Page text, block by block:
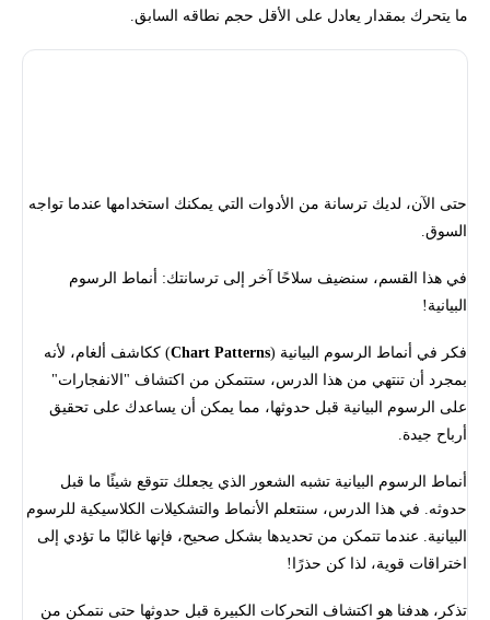
ما يتحرك بمقدار يعادل على الأقل حجم نطاقه السابق.
حتى الآن، لديك ترسانة من الأدوات التي يمكنك استخدامها عندما تواجه
السوق.
في هذا القسم، سنضيف سلاحًا آخر إلى ترسانتك: أنماط الرسوم
البيانية!
فكر في أنماط الرسوم البيانية (Chart Patterns) ككاشف ألغام، لأنه
بمجرد أن تنتهي من هذا الدرس، ستتمكن من اكتشاف "الانفجارات"
على الرسوم البيانية قبل حدوثها، مما يمكن أن يساعدك على تحقيق
أرباح جيدة.
أنماط الرسوم البيانية تشبه الشعور الذي يجعلك تتوقع شيئًا ما قبل
حدوثه. في هذا الدرس، سنتعلم الأنماط والتشكيلات الكلاسيكية للرسوم
البيانية. عندما تتمكن من تحديدها بشكل صحيح، فإنها غالبًا ما تؤدي إلى
اختراقات قوية، لذا كن حذرًا!
تذكر، هدفنا هو اكتشاف التحركات الكبيرة قبل حدوثها حتى نتمكن من